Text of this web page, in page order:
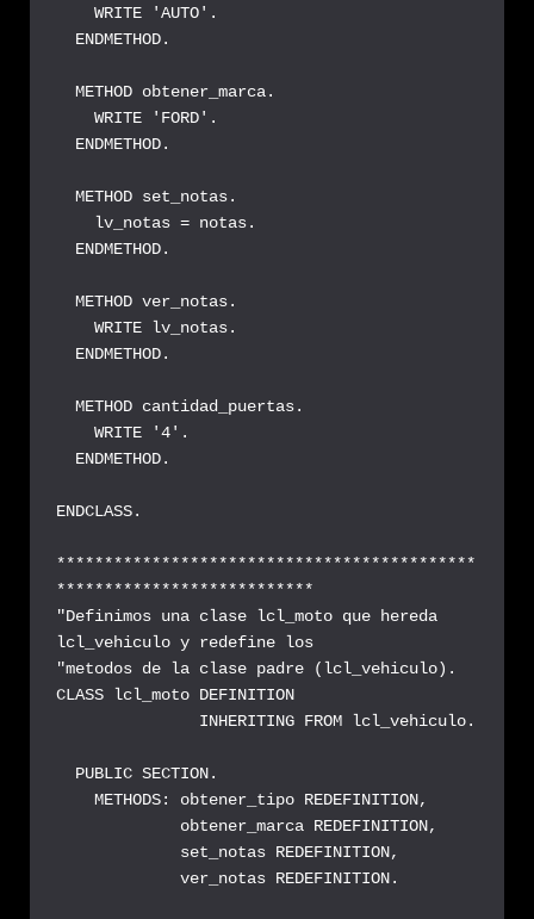
    WRITE 'AUTO'.
  METHOD obtener_marca.
    WRITE 'FORD'.
  METHOD set_notas.
  METHOD ver_notas.
    WRITE lv_notas.
  METHOD cantidad_puertas.
    WRITE '4'.
ENDCLASS.
********************************************
***************************
"Definimos una clase lcl_moto que hereda
lcl_vehiculo y redefine los
"metodos de la clase padre (lcl_vehiculo).
CLASS lcl_moto DEFINITION
    METHODS: obtener_tipo REDEFINITION,
             ver_notas REDEFINITION.